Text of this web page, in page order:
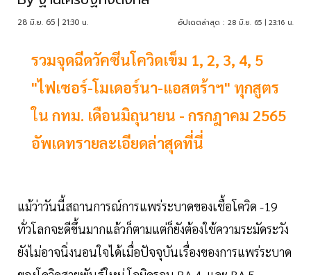
28 มิ.ย. 65 | 21:30 น. อัปเดตล่าสุด : 28 มิ.ย. 65 | 23:16 น.
รวมจุดฉีดวัคซีนโควิดเข็ม 1, 2, 3, 4, 5
"ไฟเซอร์-โมเดอร์นา-แอสตร้าฯ" ทุกสูตร
ใน กทม. เดือนมิถุนายน - กรกฎาคม 2565
อัพเดทรายละเอียดล่าสุดที่นี่
แม้ว่าวันนี้สถานการณ์การแพร่ระบาดของเชื้อโควิด -19
ทั่วโลกจะดีขึ้นมากแล้วก็ตามแต่ก็ยังต้องใช้ความระมัดระวัง
ยังไม่อาจนิ่งนอนใจได้เมื่อปัจจุบันเรื่องของการแพร่ระบาด